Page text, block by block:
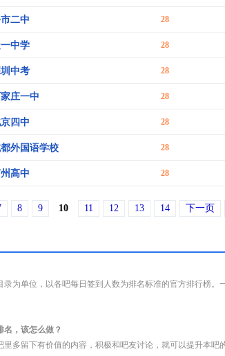
二中 28
中学 28
中考 28
庄一中 28
四中 28
外国语学校 28
高中 28
8 9 10 11 12 13 14 下一页
录为单位，以各吧每日签到人数为排名标准的官方排行榜
名，该怎么做？
里多留下有价值的内容，积极和吧友讨论，就可以提升本